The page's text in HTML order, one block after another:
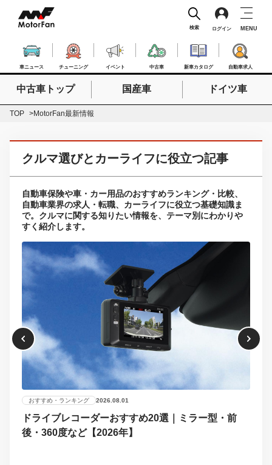
車ニュース チューニング イベント 中古車 新車カタログ 自動車求人
検索 ログイン MENU
検索したいキーワードを入力
中古車トップ 国産車 ドイツ車
TOP MotorFan最新情報
クルマ選びとカーライフに役立つ記事
自動車保険や車・カー用品のおすすめランキング・比較、
自動車業界の求人・転職、カーライフに役立つ基礎知識ま
で。クルマに関する知りたい情報を、テーマ別にわかりや
すく紹介します。
おすすめ・ランキング 2026.08.01
ドライブレコーダーおすすめ20選｜ミラー型・前
後・360度など【2026年】